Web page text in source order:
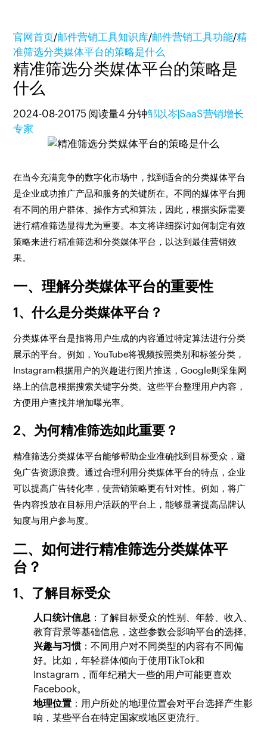
官网首页/邮件营销工具知识库/邮件营销工具功能/精
准筛选分类媒体平台的策略是什么
精准筛选分类媒体平台的策略是
什么
2024-08-20175 阅读量4 分钟邹以岑|SaaS营销增长
专家
在当今充满竞争的数字化市场中，找到适合的分类媒体平台
是企业成功推广产品和服务的关键所在。不同的媒体平台拥
有不同的用户群体、操作方式和算法，因此，根据实际需要
进行精准筛选显得尤为重要。本文将详细探讨如何制定有效
策略来进行精准筛选和分类媒体平台，以达到最佳营销效
果。
一、理解分类媒体平台的重要性
1、什么是分类媒体平台？
分类媒体平台是指将用户生成的内容通过特定算法进行分类
展示的平台。例如，YouTube将视频按照类别和标签分类，
Instagram根据用户的兴趣进行图片推送，Google则采集网
络上的信息根据搜索关键字分类。这些平台整理用户内容，
方便用户查找并增加曝光率。
2、为何精准筛选如此重要？
精准筛选分类媒体平台能够帮助企业准确找到目标受众，避
免广告资源浪费。通过合理利用分类媒体平台的特点，企业
可以提高广告转化率，使营销策略更有针对性。例如，将广
告内容投放在目标用户活跃的平台上，能够显著提高品牌认
知度与用户参与度。
二、如何进行精准筛选分类媒体平
台？
1、了解目标受众
人口统计信息 ：了解目标受众的性别、年龄、收入、
教育背景等基础信息，这些参数会影响平台的选择。
兴趣与习惯：不同用户对不同类型的内容有不同偏
好。比如，年轻群体倾向于使用TikTok和
Instagram，而年纪稍大一些的用户可能更喜欢
Facebook。
地理位置 ：用户所处的地理位置会对平台选择产生影
响，某些平台在特定国家或地区更流行。